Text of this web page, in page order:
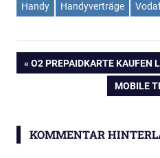
Handy Handyverträge
VORHERIGER
BEITRAG:
O2 PREPAIDKARTE KAUFEN
MOBILE
KOMMENTAR